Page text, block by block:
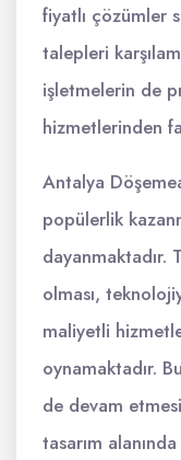
fiyatlı çözümler
talepleri
işletmelerin de
hizmetlerinden
Antalya
popülerlik
dayanmaktadır.
olması,
maliyetli
oynamaktadır.
de devam
tasarım